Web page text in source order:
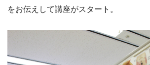
をお伝えして講座がスタート。